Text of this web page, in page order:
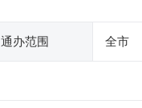
通办范围 全市